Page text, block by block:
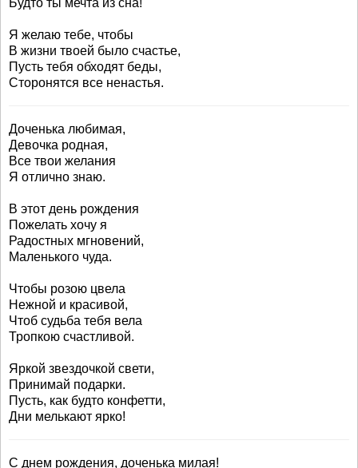
Будто ты мечта из сна!
Я желаю тебе, чтобы
В жизни твоей было счастье,
Пусть тебя обходят беды,
Сторонятся все ненастья.
Доченька любимая,
Девочка родная,
Все твои желания
Я отлично знаю.
В этот день рождения
Пожелать хочу я
Радостных мгновений,
Маленького чуда.
Чтобы розою цвела
Нежной и красивой,
Чтоб судьба тебя вела
Тропкою счастливой.
Яркой звездочкой свети,
Принимай подарки.
Пусть, как будто конфетти,
Дни мелькают ярко!
С днем рождения, доченька милая!